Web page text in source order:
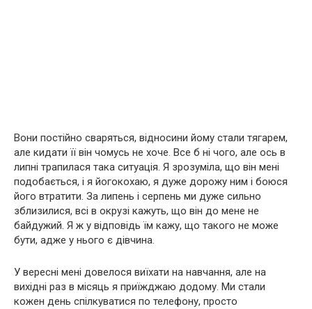
Вони постійно сваряться, відносини йому стали тягарем,
але кидати її він чомусь не хоче. Все б ні чого, але ось в
липні трапилася така ситуація. Я зрозуміла, що він мені
подобається, і я йогокохаю, я дуже дорожу ним і боюся
його втратити. За липень і серпень ми дуже сильно
зблизилися, всі в окрузі кажуть, що він до мене не
байдужий. Я ж у відповідь їм кажу, що такого не може
бути, адже у нього є дівчина.
У вересні мені довелося виїхати на навчання, але на
вихідні раз в місяць я приїжджаю додому. Ми стали
кожен день спілкуватися по телефону, просто